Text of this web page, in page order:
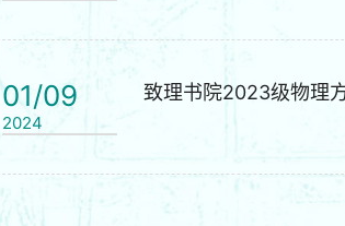
01/09
2024
致理书院2023级物理